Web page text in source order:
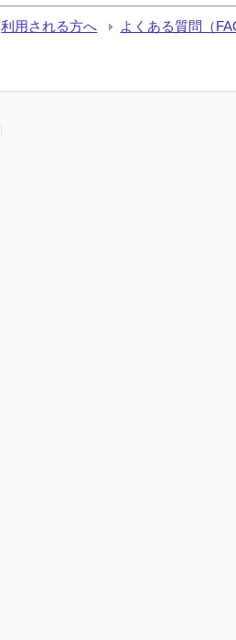
利用される方へ よくある質問（